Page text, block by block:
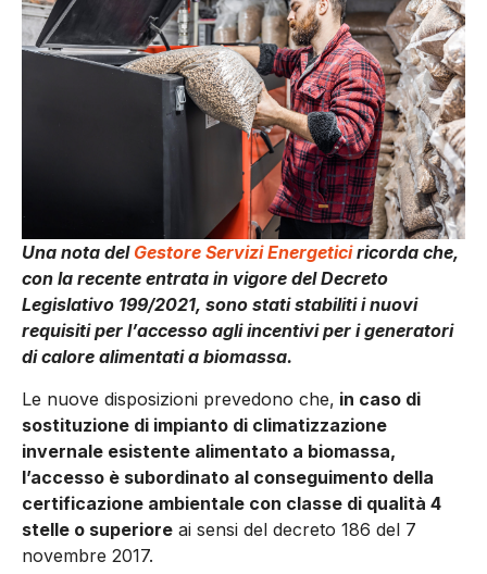
Una nota del Gestore Servizi Energeticiricorda che,
con la recente entrata in vigore del Decreto
Legislativo 199/2021, sono stati stabiliti i nuovi
requisiti per l’accesso agli incentivi per i generatori
di calore alimentati a biomassa.
Le nuove disposizioni prevedono che, in caso di
sostituzione di impianto di climatizzazione
invernale esistente alimentato a biomassa,
l’accesso è subordinato al conseguimento della
certificazione ambientale con classe di qualità 4
stelle o superiore ai sensi del decreto 186 del 7
novembre 2017.